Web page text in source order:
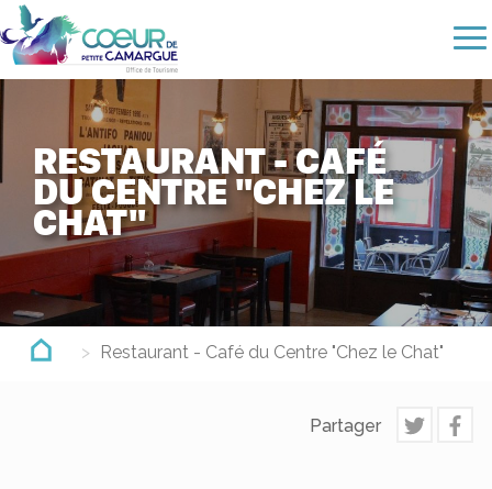
Aller
au
contenu
principal
RESTAURANT - CAFÉ
DU CENTRE "CHEZ LE
CHAT"
Restaurant - Café du Centre "Chez le Chat"
Partager